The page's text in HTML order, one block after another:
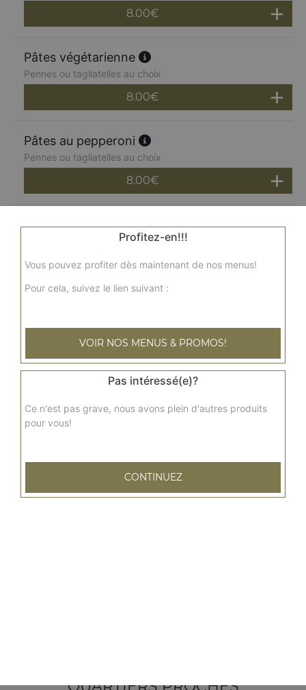
8.00€
Pâtes végétarienne
Pennes ou tagliatelles au choix
8.00€
Pâtes au pepperoni
Pennes ou tagliatelles au choix
8.00€
Pâtes aux saint jacques
Pennes ou tagliatelles au choix
9.00€
volaille, champignons
9.00€
QUARTIERS PROCHES
Profitez-en!!!
Vous pouvez profiter dès maintenant de nos menus!
Pour cela, suivez le lien suivant :
VOIR NOS MENUS & PROMOS!
Pas intéressé(e)?
Ce n'est pas grave, nous avons plein d'autres produits
pour vous!
CONTINUEZ